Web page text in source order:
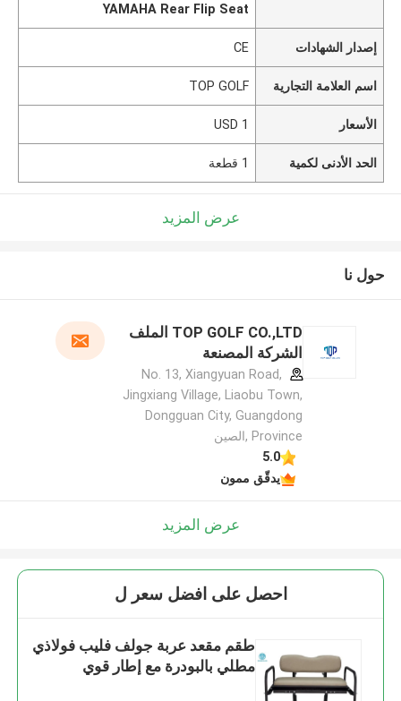
YAMAHA Rear Flip Seat
إصدار الشهادات CE
اسم العلامة التجارية TOP GOLF
الأسعار 1 USD
الحد الأدنى لكمية 1 قطعة
عرض المزيد
حول نا
TOP GOLF CO.,LTD الملف
الشركة المصنعة
No. 13, Xiangyuan Road,
Jingxiang Village, Liaobu Town,
Dongguan City, Guangdong
Province ,الصين
5.0
يدقّق ممون
عرض المزيد
احصل على افضل سعر ل
طقم مقعد عربة جولف فليب فولاذي
مطلي بالبودرة مع إطار قوي